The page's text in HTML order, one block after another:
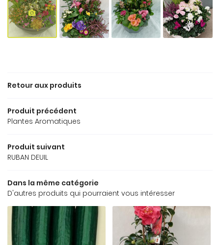
ACCUEIL
CONTACT
02 43 97 01
Retour aux produits
Produit précédent
Plantes Aromatiques
Produit suivant
RUBAN DEUIL
Dans la même catégorie
D'autres produits qui pourraient vous intéresser